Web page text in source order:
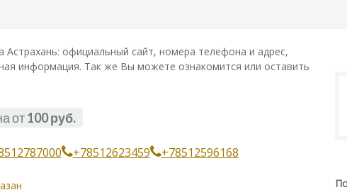
официальный сайт, номера телефона и адрес,
информация. Так же Вы можете ознакомится или оставить
от100 руб.
+78512623459 +78512596168